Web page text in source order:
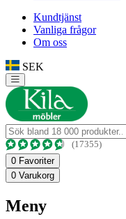
Kundtjänst
Vanliga frågor
Om oss
SEK
(17355)
0 Favoriter
0 Varukorg
Meny